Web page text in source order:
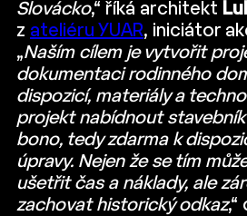
Slovácko,“ říká architekt
z ateliéru YUAR, iniciátor
„Naším cílem je vytvořit
dokumentaci rodinného
dispozicí, materiály a
projekt nabídnout
bono, tedy zdarma k
úpravy. Nejen že se tím
ušetřit čas a náklady, ale
zachovat historický odkaz,“